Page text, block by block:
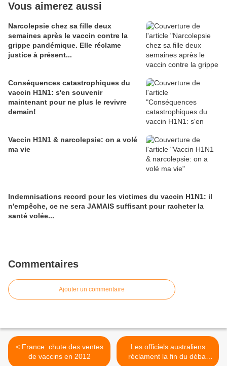
Vous aimerez aussi
Narcolepsie chez sa fille deux
semaines après le vaccin contre la
grippe pandémique. Elle réclame
justice à présent...
Conséquences catastrophiques du
vaccin H1N1: s'en souvenir
maintenant pour ne plus le revivre
demain!
Vaccin H1N1 & narcolepsie: on a volé
ma vie
Indemnisations record pour les victimes du vaccin H1N1: il
n'empêche, ce ne sera JAMAIS suffisant pour racheter la
santé volée...
Commentaires
Ajouter un commentaire
< France: chute des ventes
de vaccins en 2012
Les officiels australiens
réclament la fin du débat